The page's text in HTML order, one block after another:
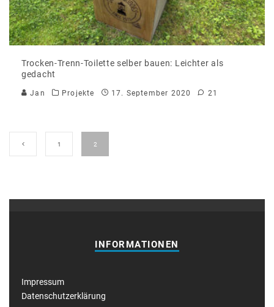
Trocken-Trenn-Toilette selber bauen: Leichter als
gedacht
Jan Projekte 17. September 2020 21
1 2
INFORMATIONEN
Impressum
Datenschutzerklärung